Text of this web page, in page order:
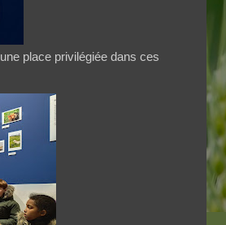
place privilégiée dans ces